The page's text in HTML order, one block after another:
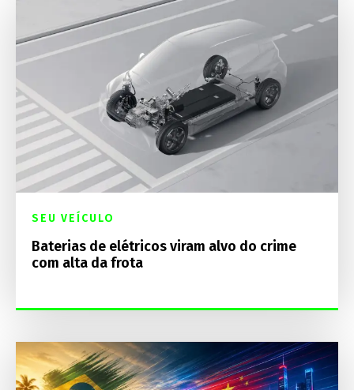
SEU VEÍCULO
Baterias de elétricos viram alvo do crime
com alta da frota